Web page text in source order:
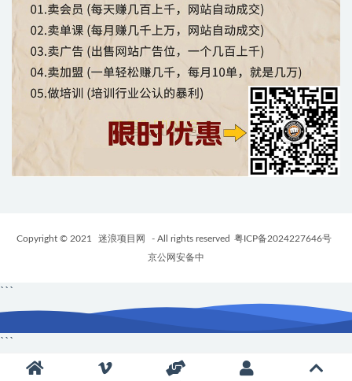
Copyright © 2021 迷浪项目网 - All rights reserved 粤ICP备2024227646号
京公网安备中
```
```